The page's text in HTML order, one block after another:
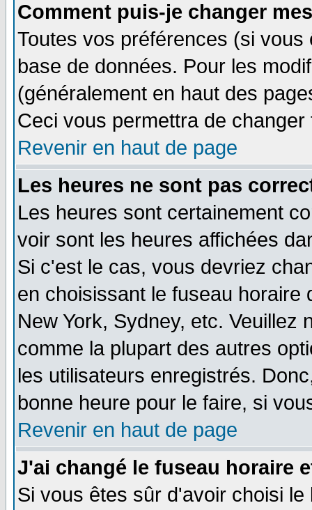
Comment puis-je changer
Toutes vos préférences (si
base de données. Pour les
(généralement en haut des
Ceci vous permettra de
Revenir en haut de page
Les heures ne sont pas
Les heures sont certainement
voir sont les heures affichées
Si c'est le cas, vous devriez
en choisissant le fuseau
New York, Sydney, etc. Veuillez
comme la plupart des autres
les utilisateurs enregistrés.
bonne heure pour le faire, si
Revenir en haut de page
J'ai changé le fuseau horaire
Si vous êtes sûr d'avoir choisi